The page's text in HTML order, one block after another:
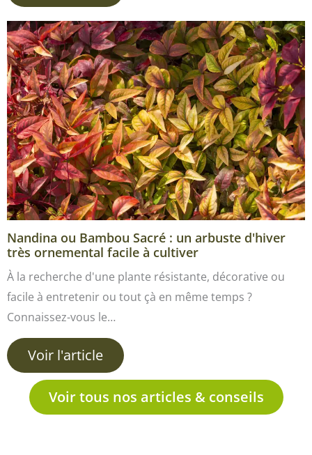
Nandina ou Bambou Sacré : un arbuste d'hiver
très ornemental facile à cultiver
À la recherche d'une plante résistante, décorative ou
facile à entretenir ou tout çà en même temps ?
Connaissez-vous le…
Voir l'article
Voir tous nos articles & conseils